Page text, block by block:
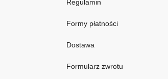
Regulamin
Formy płatności
Dostawa
Formularz zwrotu